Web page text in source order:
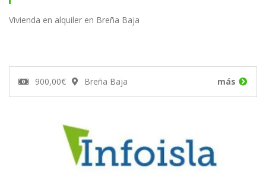
Vivienda en alquiler en Breña Baja
900,00€ Breña Baja más